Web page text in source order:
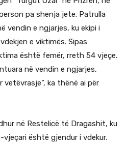
pa shenja jete. Patrulla
vendin e ngjarjes, ku ekipi i
e viktimës. Sipas
është femër, rreth 54 vjeçe.
në vendin e ngjarjes,
ka thënë ai për
në Restelicë të Dragashit, ku
është gjendur i vdekur.